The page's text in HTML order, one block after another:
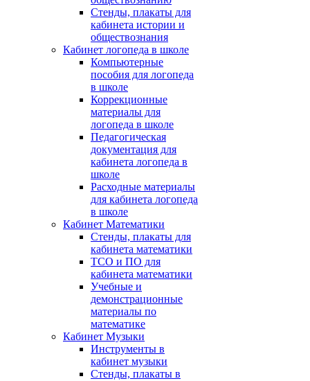
Стенды, плакаты для
кабинета истории и
обществознания
Кабинет логопеда в школе
Компьютерные
пособия для логопеда
в школе
Коррекционные
материалы для
логопеда в школе
Педагогическая
документация для
кабинета логопеда в
школе
Расходные материалы
для кабинета логопеда
в школе
Кабинет Математики
Стенды, плакаты для
кабинета математики
ТСО и ПО для
кабинета математики
Учебные и
демонстрационные
материалы по
математике
Кабинет Музыки
Инструменты в
кабинет музыки
Стенды, плакаты в